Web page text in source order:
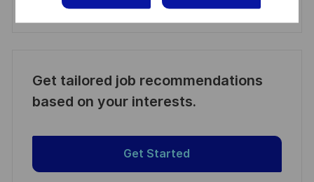
Manage alerts
Get tailored job recommendations
based on your interests.
Get Started